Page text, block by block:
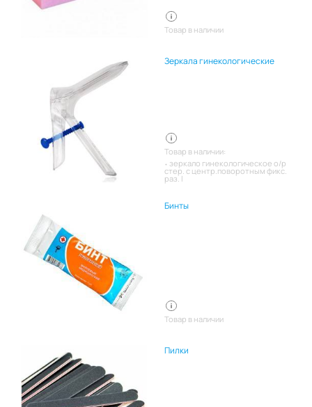
Товар в наличии
Зеркала гинекологические
Товар в наличии:
зеркало гинекологическое о/р
стер. с центр.поворотным фикс.
раз. l
Бинты
Товар в наличии
Пилки